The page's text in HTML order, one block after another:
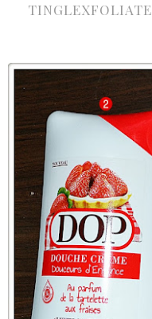
TINGLEXFOLIATE